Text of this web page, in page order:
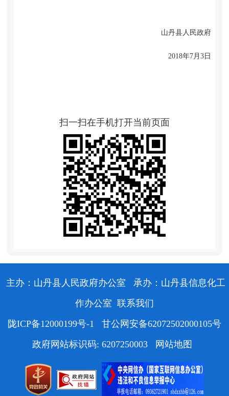
山丹县人民政府
2018年7月3日
扫一扫在手机打开当前页面
主办：山丹县人民政府办公室
承办：山丹县信息化工
作办公室 联系我们
陇ICP备12000199号-1
甘公网安备62072502000105号
政府网站标识码: 6207250003
网站地图